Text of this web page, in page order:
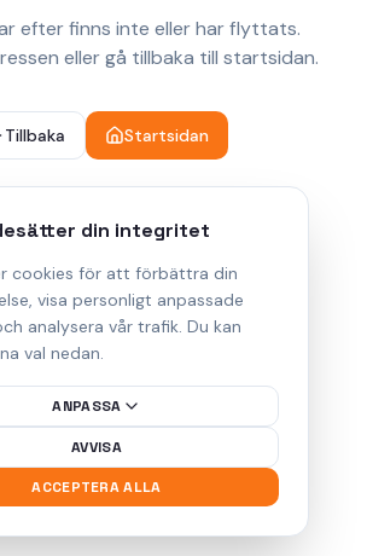
din integritet
cookies för att förbättra din
visa personligt anpassade
analysera vår trafik. Du kan
val nedan.
ANPASSA
AVVISA
ACCEPTERA ALLA
efter finns inte eller har flyttats.
eller gå tillbaka till startsidan.
Tillbaka Startsidan